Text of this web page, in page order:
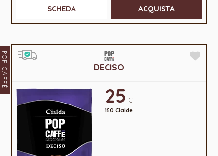
SCHEDA ACQUISTA
POP CAFFÈ DECISO
25 €
150 Cialde